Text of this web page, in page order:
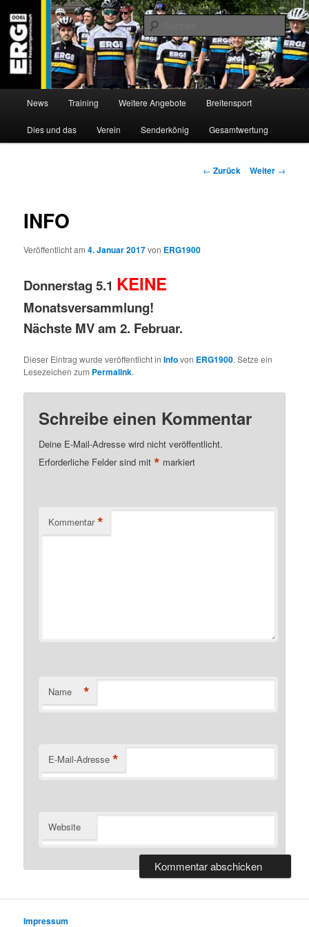
Inhalt
wechseln
ERG 1900 e.V
Willkommen bei der Essener Radsportgemeinschaft
News Training Weitere Angebote Breitensport
Dies und das Verein Senderkönig Gesamtwertung
Beitragsnavigation
← Zurück Weiter →
INFO
Veröffentlicht am4. Januar 2017von ERG1900
Donnerstag 5.1 KEINE
Monatsversammlung!
Nächste MV am 2. Februar.
Dieser Eintrag wurde veröffentlicht inInfovon ERG1900. Setze ein
Lesezeichen zum Permalink.
Schreibe einen Kommentar
Deine E-Mail-Adresse wird nicht veröffentlicht.
Erforderliche Felder sind mit* markiert
Kommentar *
Name *
E-Mail-Adresse *
Website
Impressum